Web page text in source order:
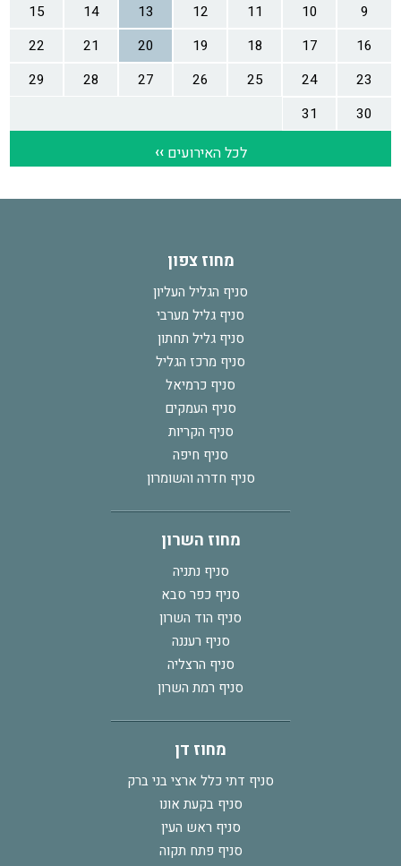
מחוז צפון
סניף הגליל העליון
סניף גליל מערבי
סניף גליל תחתון
סניף מרכז הגליל
סניף כרמיאל
סניף העמקים
סניף הקריות
סניף חיפה
סניף חדרה והשומרון
מחוז השרון
סניף נתניה
סניף כפר סבא
סניף הוד השרון
סניף רעננה
סניף הרצליה
סניף רמת השרון
מחוז דן
סניף דתי כלל ארצי בני ברק
סניף בקעת אונו
סניף ראש העין
סניף פתח תקוה